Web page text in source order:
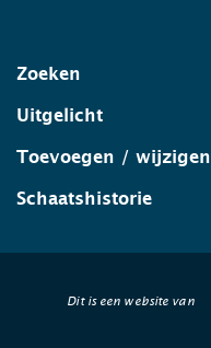
Zoeken
Uitgelicht
Toevoegen / wijzigen
Schaatshistorie
Dit is een website van